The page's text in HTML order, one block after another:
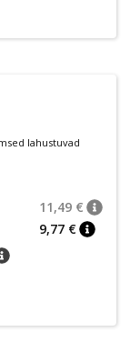
lahustuvad
11,49 €
9,77 €